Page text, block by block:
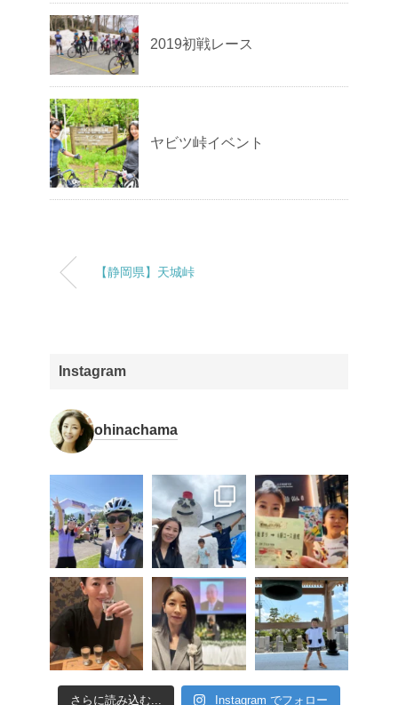
2019初戦レース
ヤビツ峠イベント
【静岡県】天城峠
Instagram
ohinachama
さらに読み込む... Instagram でフォロー